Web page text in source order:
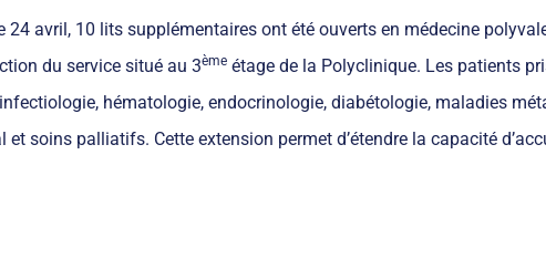
24 avril, 10 lits supplémentaires ont été ouverts en médecine
du service situé au 3ème étage de la Polyclinique. Les patients
hématologie, endocrinologie, diabétologie, maladies
et soins palliatifs. Cette extension permet d’étendre la capacité